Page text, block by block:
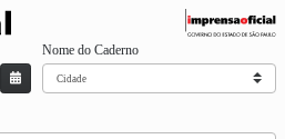
Nome do Caderno